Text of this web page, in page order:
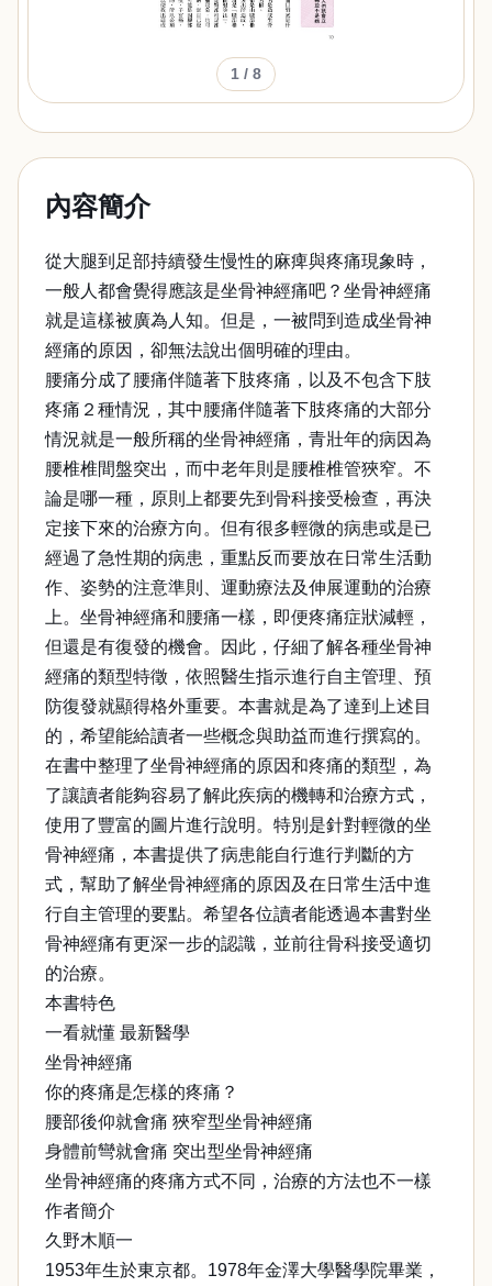
1 / 8
內容簡介
從大腿到足部持續發生慢性的麻痺與疼痛現象時，
一般人都會覺得應該是坐骨神經痛吧？坐骨神經痛
就是這樣被廣為人知。但是，一被問到造成坐骨神
經痛的原因，卻無法說出個明確的理由。
腰痛分成了腰痛伴隨著下肢疼痛，以及不包含下肢
疼痛２種情況，其中腰痛伴隨著下肢疼痛的大部分
情況就是一般所稱的坐骨神經痛，青壯年的病因為
腰椎椎間盤突出，而中老年則是腰椎椎管狹窄。不
論是哪一種，原則上都要先到骨科接受檢查，再決
定接下來的治療方向。但有很多輕微的病患或是已
經過了急性期的病患，重點反而要放在日常生活動
作、姿勢的注意準則、運動療法及伸展運動的治療
上。坐骨神經痛和腰痛一樣，即便疼痛症狀減輕，
但還是有復發的機會。因此，仔細了解各種坐骨神
經痛的類型特徵，依照醫生指示進行自主管理、預
防復發就顯得格外重要。本書就是為了達到上述目
的，希望能給讀者一些概念與助益而進行撰寫的。
在書中整理了坐骨神經痛的原因和疼痛的類型，為
了讓讀者能夠容易了解此疾病的機轉和治療方式，
使用了豐富的圖片進行說明。特別是針對輕微的坐
骨神經痛，本書提供了病患能自行進行判斷的方
式，幫助了解坐骨神經痛的原因及在日常生活中進
行自主管理的要點。希望各位讀者能透過本書對坐
骨神經痛有更深一步的認識，並前往骨科接受適切
的治療。
本書特色
一看就懂 最新醫學
坐骨神經痛
你的疼痛是怎樣的疼痛？
腰部後仰就會痛 狹窄型坐骨神經痛
身體前彎就會痛 突出型坐骨神經痛
坐骨神經痛的疼痛方式不同，治療的方法也不一樣
作者簡介
久野木順一
1953年生於東京都。1978年金澤大學醫學院畢業，